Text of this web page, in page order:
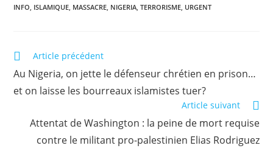
INFO ISLAMIQUE MASSACRE NIGERIA TERRORISME URGENT
Article précédent
Au Nigeria, on jette le défenseur chrétien en prison…
et on laisse les bourreaux islamistes tuer?
Article suivant
Attentat de Washington : la peine de mort requise
contre le militant pro-palestinien Elias Rodriguez